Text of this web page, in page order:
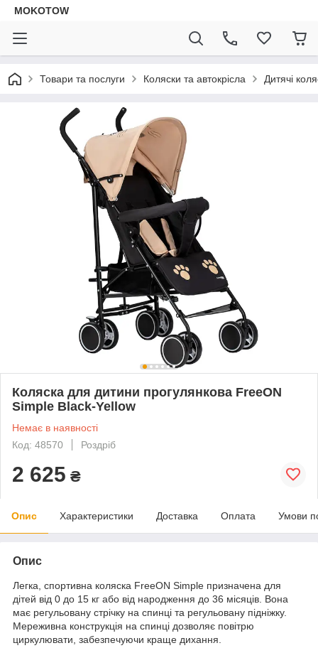
MOKOTOW
Товари та послуги Коляски та автокрісла Дитячі
Коляска для дитини прогулянкова FreeON
Simple Black-Yellow
Немає в наявності
Код: 48570
Роздріб
2 625 ₴
Опис Характеристики Доставка Оплата Умови
Опис
Легка, спортивна коляска FreeON Simple призначена для
дітей від 0 до 15 кг або від народження до 36 місяців. Вона
має регульовану стрічку на спинці та регульовану підніжку.
Мереживна конструкція на спинці дозволяє повітрю
циркулювати, забезпечуючи краще дихання.